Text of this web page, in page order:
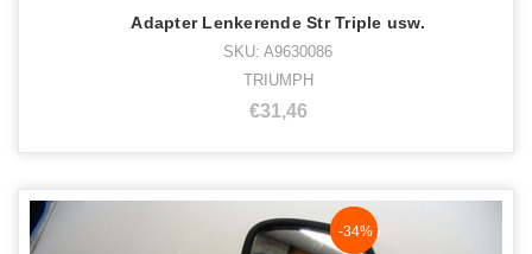
Adapter Lenkerende Str Triple usw.
SKU: A9630086
TRIUMPH
€31,46
NaN%
-34%